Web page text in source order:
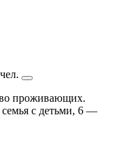
проживающих.
с детьми, 6 —